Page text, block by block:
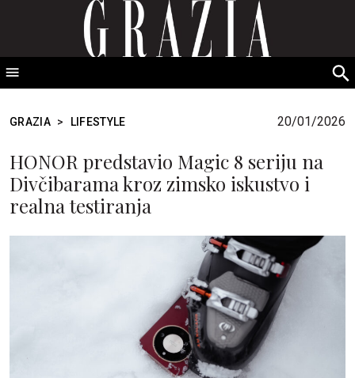
GRAZIA Srbija
GRAZIA > LIFESTYLE 20/01/2026
HONOR predstavio Magic 8 seriju na
Divčibarama kroz zimsko iskustvo i
realna testiranja